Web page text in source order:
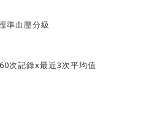
準血壓分級
次記錄x最近3次平均值